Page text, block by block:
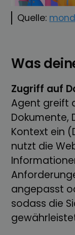
Quelle:
Was
Zugriff auf
Agent greift
Dokumente,
Kontext ein
nutzt die
angepasst
sodass die